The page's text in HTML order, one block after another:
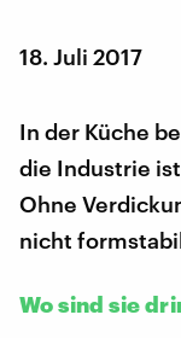
18. Juli 2017
In der Küche
die Industrie
Ohne
nicht
Wo sind sie